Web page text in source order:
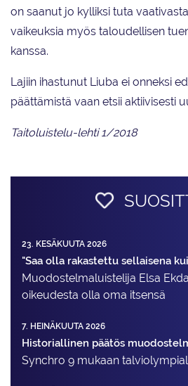
on saanut jo kylliksi tuta
vaikeuksia myös talou­dellisen
kanssa.
Lajiin ihastunut Liuba ei onneksi
päättämistä vaan etsii aktiivisesti
Taitoluistelu-lehti 1/2018
23. KESÄKUUTA 2026
"Saa olla rakastettu sellaisena
Muodostelma­luistelija Elsa
oikeudesta olla oma itsensä
7. HEINÄKUUTA 2026
Historiallinen päätös
Synchro 9 mukaan